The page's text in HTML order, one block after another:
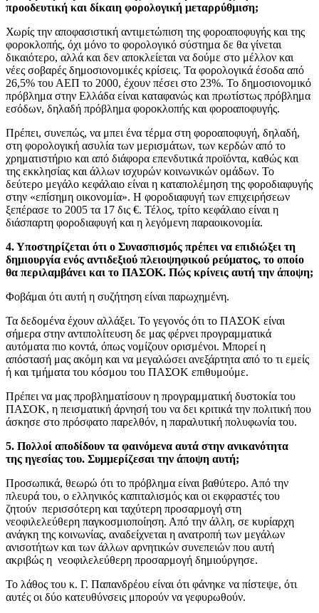
προοδευτική και δίκαιη φορολογική μεταρρύθμιση;
Χωρίς την αποφασιστική αντιμετώπιση της φοροαποφυγής και της
φοροκλοπής, όχι μόνο το φορολογικό σύστημα δε θα γίνεται
δικαιότερο, αλλά και δεν αποκλείεται να δούμε στο μέλλον και
νέες σοβαρές δημοσιονομικές κρίσεις. Τα φορολογικά έσοδα από
26,5% του ΑΕΠ το 2000, έχουν πέσει στο 23%. Το δημοσιονομικό
πρόβλημα στην Ελλάδα είναι καταφανώς και πρωτίστως πρόβλημα
εσόδων, δηλαδή πρόβλημα φοροκλοπής και φοροαποφυγής.
Πρέπει, συνεπώς, να μπει ένα τέρμα στη φοροαποφυγή, δηλαδή,
στη φορολογική ασυλία των μερισμάτων, των κερδών από το
χρηματιστήριο και από διάφορα επενδυτικά προϊόντα, καθώς και
της εκκλησίας και άλλων ισχυρών κοινωνικών ομάδων. Το
δεύτερο μεγάλο κεφάλαιο είναι η καταπολέμηση της φοροδιαφυγής
στην «επίσημη οικονομία». Η φοροδιαφυγή των επιχειρήσεων
ξεπέρασε το 2005 τα 17 δις €. Τέλος, τρίτο κεφάλαιο είναι η
διάσπαρτη φοροδιαφυγή και η λεγόμενη παραοικονομία.
4. Υποστηρίζεται ότι ο Συνασπισμός πρέπει να επιδιώξει τη
δημιουργία ενός αντιδεξιού πλειοψηφικού ρεύματος, το οποίο
θα περιλαμβάνει και το ΠΑΣΟΚ. Πώς κρίνεις αυτή την άποψη;
Φοβάμαι ότι αυτή η συζήτηση είναι παρωχημένη.
Τα δεδομένα έχουν αλλάξει. Το γεγονός ότι το ΠΑΣΟΚ είναι
σήμερα στην αντιπολίτευση δε μας φέρνει προγραμματικά
αυτόματα πιο κοντά, όπως νομίζουν ορισμένοι. Μπορεί η
απόστασή μας ακόμη και να μεγαλώσει ανεξάρτητα από το τι εμείς
ή και τμήματα του κόσμου του ΠΑΣΟΚ επιθυμούμε.
Πρέπει να μας προβληματίσουν η προγραμματική δυστοκία του
ΠΑΣΟΚ, η πεισματική άρνησή του να δει κριτικά την πολιτική που
άσκησε στο πρόσφατο παρελθόν, η παραλυτική πολυφωνία του.
5. Πολλοί αποδίδουν τα φαινόμενα αυτά στην ανικανότητα
της ηγεσίας του. Συμμερίζεσαι την άποψη αυτή;
Προσωπικά, θεωρώ ότι το πρόβλημα είναι βαθύτερο. Από την
πλευρά του, ο ελληνικός καπιταλισμός και οι εκφραστές του
ζητούν περισσότερη και ταχύτερη προσαρμογή στη
νεοφιλελεύθερη παγκοσμιοποίηση. Από την άλλη, σε κυρίαρχη
ανάγκη της κοινωνίας, αναδείχνεται η ανατροπή των μεγάλων
ανισοτήτων και των άλλων αρνητικών συνεπειών που αυτή
ακριβώς η νεοφιλελεύθερη προσαρμογή δημιούργησε.
Το λάθος του κ. Γ. Παπανδρέου είναι ότι φάνηκε να πίστεψε, ότι
αυτές οι δύο κατευθύνσεις μπορούν να γεφυρωθούν.